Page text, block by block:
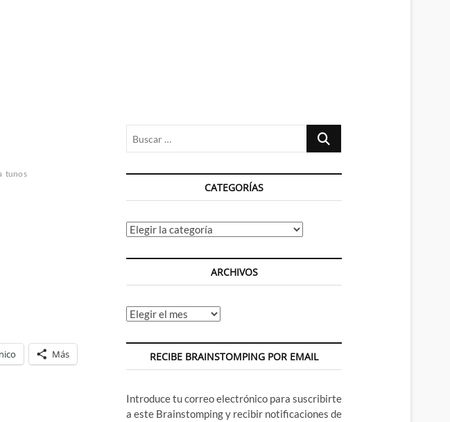
tunos
Más
Buscar
CATEGORÍAS
Categorías
ARCHIVOS
Archivos
RECIBE BRAINSTOMPING POR EMAIL
Introduce tu correo electrónico para suscribirte
a este Brainstomping y recibir notificaciones de